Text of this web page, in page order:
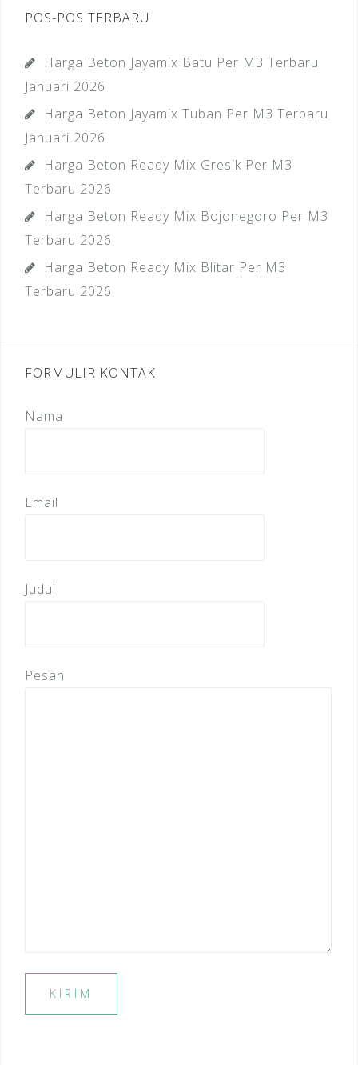
POS-POS TERBARU
Harga Beton Jayamix Batu Per M3 Terbaru
Januari 2026
Harga Beton Jayamix Tuban Per M3 Terbaru
Januari 2026
Harga Beton Ready Mix Gresik Per M3
Terbaru 2026
Harga Beton Ready Mix Bojonegoro Per M3
Terbaru 2026
Harga Beton Ready Mix Blitar Per M3
Terbaru 2026
FORMULIR KONTAK
Nama
Email
Judul
Pesan